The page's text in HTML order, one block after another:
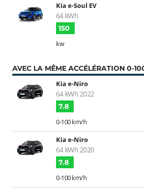
Kia e-Soul EV
64 kWh
150
kw
AVEC LA MÊME ACCÉLÉRATION 0-
Kia e-Niro
64 kWh 2022
7.8
0-100 km/h
Kia e-Niro
64 kWh 2020
7.8
0-100 km/h